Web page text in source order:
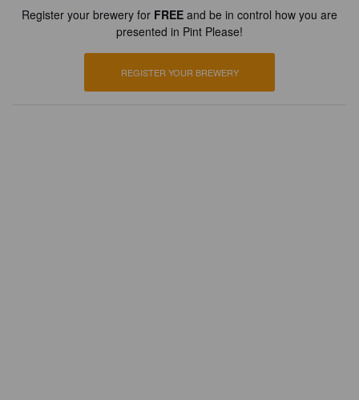
Register your brewery for FREE and be in control how you are
presented in Pint Please!
REGISTER YOUR BREWERY